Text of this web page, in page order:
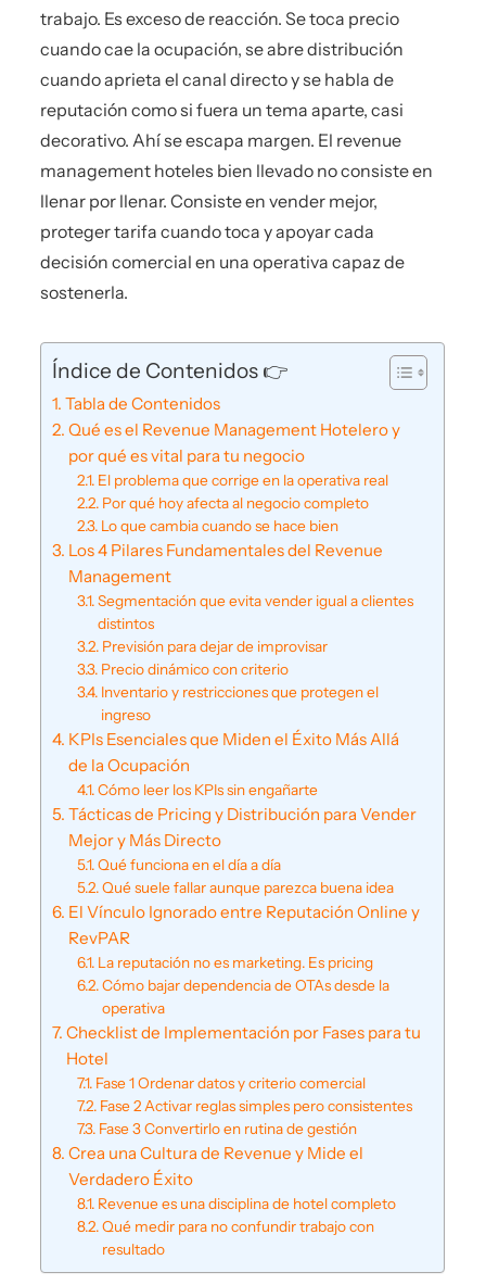
trabajo. Es exceso de reacción. Se toca precio
cuando cae la ocupación, se abre distribución
cuando aprieta el canal directo y se habla de
reputación como si fuera un tema aparte, casi
decorativo. Ahí se escapa margen. El revenue
management hoteles bien llevado no consiste en
llenar por llenar. Consiste en vender mejor,
proteger tarifa cuando toca y apoyar cada
decisión comercial en una operativa capaz de
sostenerla.
Índice de Contenidos 👉
Tabla de Contenidos
Qué es el Revenue Management Hotelero y
por qué es vital para tu negocio
El problema que corrige en la operativa real
Por qué hoy afecta al negocio completo
Lo que cambia cuando se hace bien
Los 4 Pilares Fundamentales del Revenue
Management
Segmentación que evita vender igual a clientes
distintos
Previsión para dejar de improvisar
Precio dinámico con criterio
Inventario y restricciones que protegen el
ingreso
KPIs Esenciales que Miden el Éxito Más Allá
de la Ocupación
Cómo leer los KPIs sin engañarte
Tácticas de Pricing y Distribución para Vender
Mejor y Más Directo
Qué funciona en el día a día
Qué suele fallar aunque parezca buena idea
El Vínculo Ignorado entre Reputación Online y
RevPAR
La reputación no es marketing. Es pricing
Cómo bajar dependencia de OTAs desde la
operativa
Checklist de Implementación por Fases para tu
Hotel
Fase 1 Ordenar datos y criterio comercial
Fase 2 Activar reglas simples pero consistentes
Fase 3 Convertirlo en rutina de gestión
Crea una Cultura de Revenue y Mide el
Verdadero Éxito
Revenue es una disciplina de hotel completo
Qué medir para no confundir trabajo con
resultado